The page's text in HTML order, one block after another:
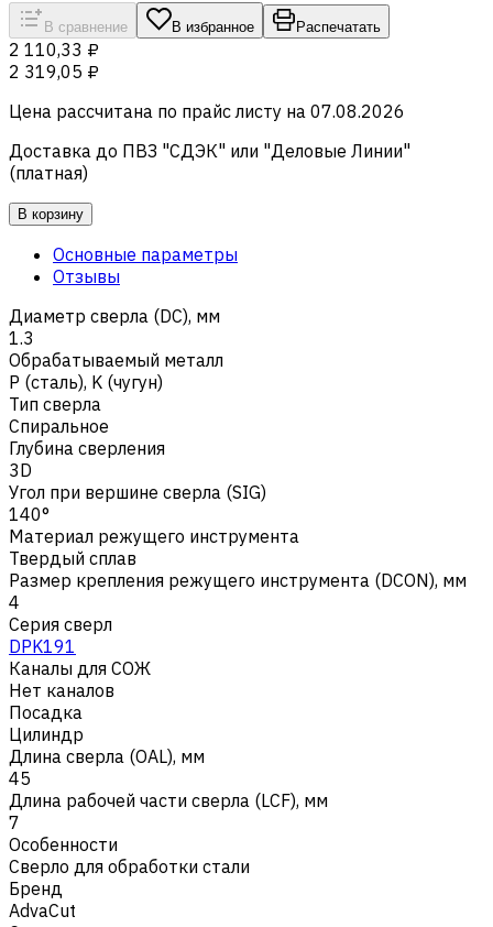
В сравнение В избранное Распечатать
2 110,33 ₽
2 319,05 ₽
Цена рассчитана по прайс листу на 07.08.2026
Доставка до ПВЗ "СДЭК" или "Деловые Линии"
(платная)
В корзину
Основные параметры
Отзывы
Диаметр сверла (DC), мм
1.3
Обрабатываемый металл
Р (сталь), K (чугун)
Тип сверла
Спиральное
Глубина сверления
3D
Угол при вершине сверла (SIG)
140°
Материал режущего инструмента
Твердый сплав
Размер крепления режущего инструмента (DCON), мм
4
Серия сверл
DPK191
Каналы для СОЖ
Нет каналов
Посадка
Цилиндр
Длина сверла (OAL), мм
45
Длина рабочей части сверла (LCF), мм
7
Особенности
Сверло для обработки стали
Бренд
AdvaCut